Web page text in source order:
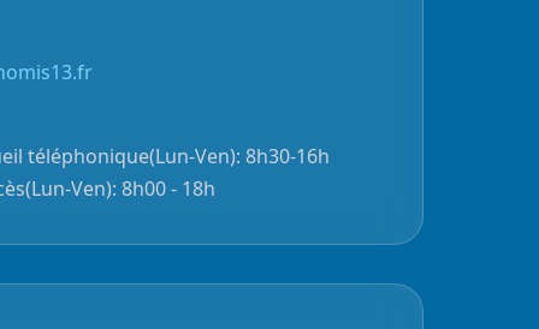
téléphonique(Lun-Ven): 8h30-16h
Ven): 8h00 - 18h